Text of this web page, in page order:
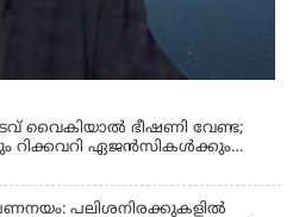
വൈകിയാൽ ഭീഷണി വേണ്ട;
റിക്കവറി ഏജൻസികൾക്കും
സ്മാര്‍ട്ട് ഫോണ്‍ ലോക്ക്
പുതിയ
പലിശനിരക്കുകളിൽ